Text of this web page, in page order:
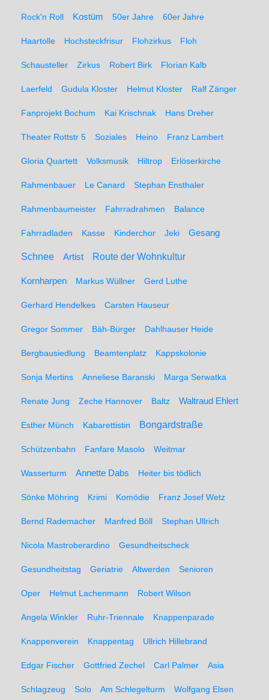
Rock'n Roll Kostüm 50er Jahre 60er Jahre
Haartolle Hochsteckfrisur Flohzirkus Floh
Schausteller Zirkus Robert Birk Florian Kalb
Laerfeld Gudula Kloster Helmut Kloster Ralf Zänger
Fanprojekt Bochum Kai Krischnak Hans Dreher
Theater Rottstr 5 Soziales Heino Franz Lambert
Gloria Quartett Volksmusik Hiltrop Erlöserkirche
Rahmenbauer Le Canard Stephan Ensthaler
Rahmenbaumeister Fahrradrahmen Balance
Fahrradladen Kasse Kinderchor Jeki Gesang
Schnee Artist Route der Wohnkultur
Kornharpen Markus Wüllner Gerd Luthe
Gerhard Hendelkes Carsten Hauseur
Gregor Sommer Bäh-Bürger Dahlhauser Heide
Bergbausiedlung Beamtenplatz Kappskolonie
Sonja Mertins Anneliese Baranski Marga Serwatka
Renate Jung Zeche Hannover Baltz Waltraud Ehlert
Esther Münch Kabarettistin Bongardstraße
Schützenbahn Fanfare Masolo Weitmar
Wasserturm Annette Dabs Heiter bis tödlich
Sönke Möhring Krimi Komödie Franz Josef Wetz
Bernd Rademacher Manfred Böll Stephan Ullrich
Nicola Mastroberardino Gesundheitscheck
Gesundheitstag Geriatrie Altwerden Senioren
Oper Helmut Lachenmann Robert Wilson
Angela Winkler Ruhr-Triennale Knappenparade
Knappenverein Knappentag Ullrich Hillebrand
Edgar Fischer Gottfried Zechel Carl Palmer Asia
Schlagzeug Solo Am Schlegelturm Wolfgang Elsen